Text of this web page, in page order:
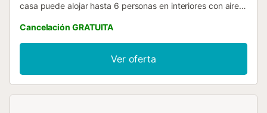
casa puede alojar hasta 6 personas en interiores con aire
las altas montañas y el mar. Gracias a las amplias terrazas
(incluyendo barbacoa y comedor), vivir unas vacaciones
de verano en esta propiedad será una experiencia
inolvidable! Sin olvidar la gran variedad de tiendas, bares,
restaurantes y transporte público: no es necesario alquilar
Cancelación GRATUITA
Ver oferta